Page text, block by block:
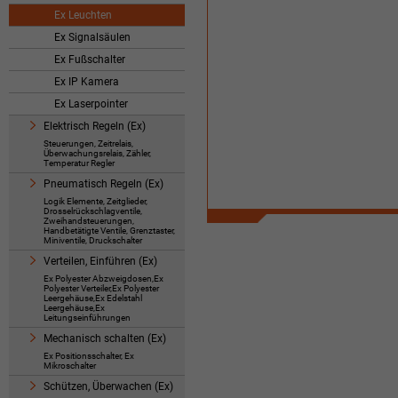
Ex Leuchten
Ex Signalsäulen
Ex Fußschalter
Ex IP Kamera
Ex Laserpointer
Elektrisch Regeln (Ex)
Steuerungen, Zeitrelais,
Überwachungsrelais, Zähler,
Temperatur Regler
Pneumatisch Regeln (Ex)
Logik Elemente, Zeitglieder,
Drosselrückschlagventile,
Zweihandsteuerungen,
Handbetätigte Ventile, Grenztaster,
Miniventile, Druckschalter
Verteilen, Einführen (Ex)
Ex Polyester Abzweigdosen,Ex
Polyester Verteiler,Ex Polyester
Leergehäuse,Ex Edelstahl
Leergehäuse,Ex
Leitungseinführungen
Mechanisch schalten (Ex)
Ex Positionsschalter, Ex
Mikroschalter
Schützen, Überwachen (Ex)